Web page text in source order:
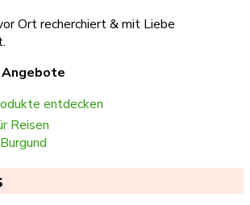
Ort recherchiert & mit Liebe
entdecken
Reisen